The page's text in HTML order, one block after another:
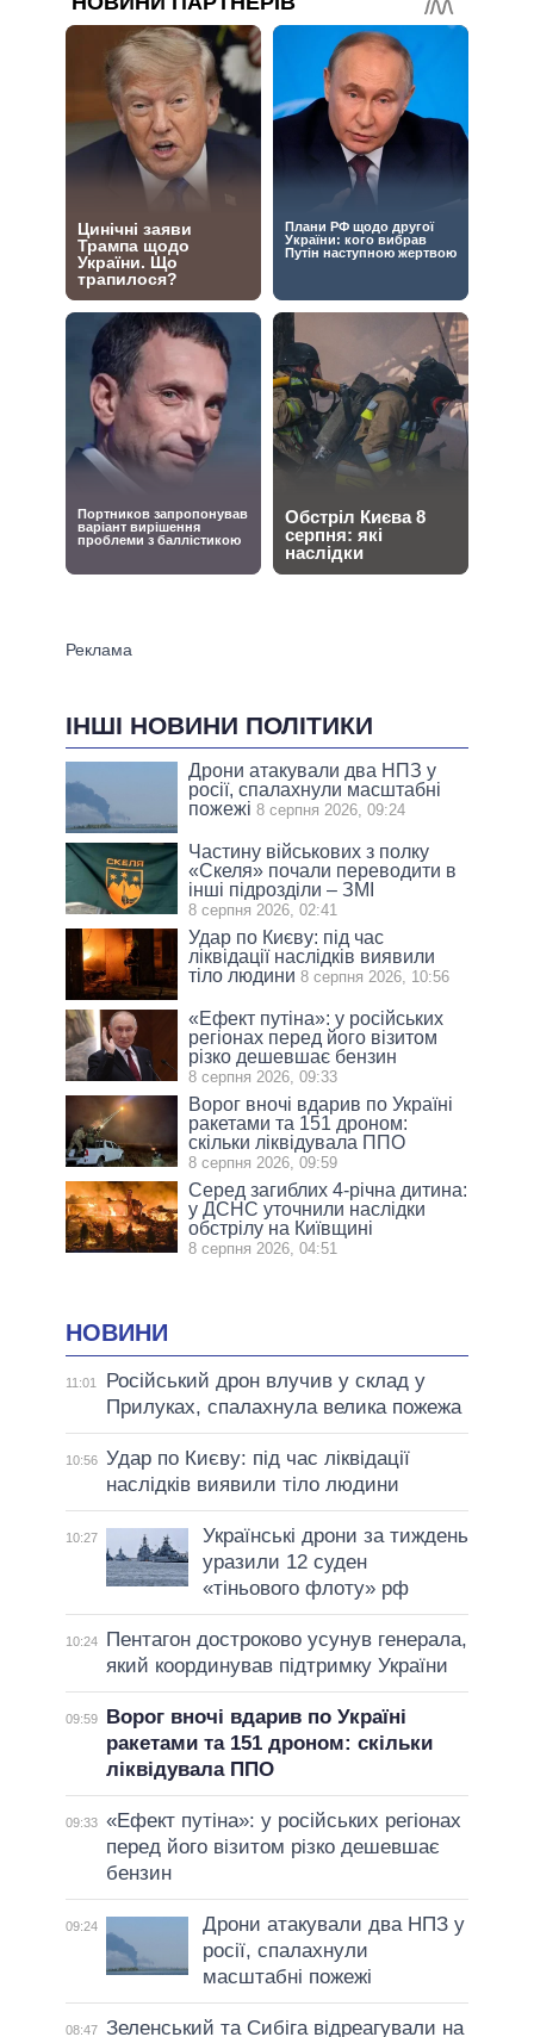
ІНШІ НОВИНИ ПОЛІТИКИ
Дрони атакували два НПЗ у
росії, спалахнули масштабні
пожежі 8 серпня 2026, 09:24
Частину військових з полку
«Скеля» почали переводити в
інші підрозділи – ЗМІ
8 серпня 2026, 02:41
Удар по Києву: під час
ліквідації наслідків виявили
тіло людини 8 серпня 2026, 10:56
«Ефект путіна»: у російських
регіонах перед його візитом
різко дешевшає бензин
8 серпня 2026, 09:33
Ворог вночі вдарив по Україні
ракетами та 151 дроном:
скільки ліквідувала ППО
8 серпня 2026, 09:59
Серед загиблих 4-річна дитина:
у ДСНС уточнили наслідки
обстрілу на Київщині
8 серпня 2026, 04:51
НОВИНИ
11:01
Російський дрон влучив у склад у
Прилуках, спалахнула велика пожежа
10:56 Удар по Києву: під час ліквідації
наслідків виявили тіло людини
10:27
Українські дрони за тиждень
уразили 12 суден
«тіньового флоту» рф
10:24
Пентагон достроково усунув генерала,
який координував підтримку України
09:59
Ворог вночі вдарив по Україні
ракетами та 151 дроном: скільки
ліквідувала ППО
09:33 «Ефект путіна»: у російських регіонах
перед його візитом різко дешевшає
бензин
09:24
Дрони атакували два НПЗ у
росії, спалахнули
масштабні пожежі
08:47 Зеленський та Сибіга відреагували на